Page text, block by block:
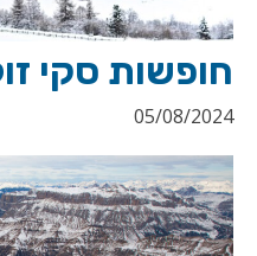
חופשות סקי
05/08/2024